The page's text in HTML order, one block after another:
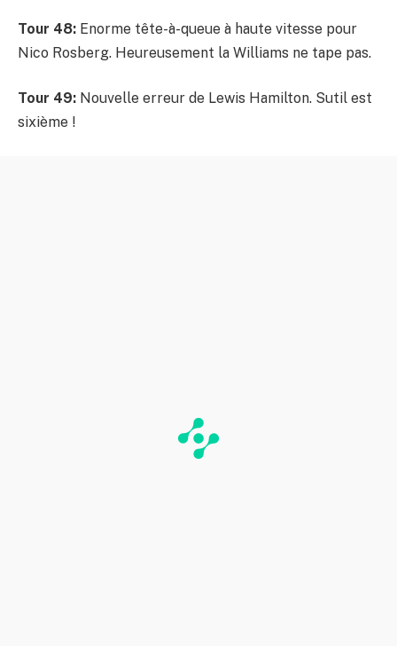
Tour 48: Enorme tête-à-queue à haute vitesse pour
Nico Rosberg. Heureusement la Williams ne tape pas.
Tour 49: Nouvelle erreur de Lewis Hamilton. Sutil est
sixième !